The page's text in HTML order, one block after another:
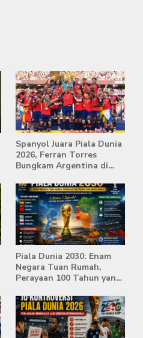
Spanyol Juara Piala Dunia
2026, Ferran Torres
Bungkam Argentina di
Piala Dunia 2030: Enam
Negara Tuan Rumah,
Perayaan 100 Tahun yang